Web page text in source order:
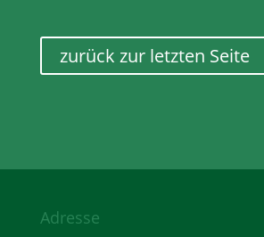
zurück zur letzten Seite
Adresse